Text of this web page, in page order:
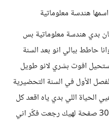
هندسة معلوماتية
بدي هندسة معلوماتية بس
ببالي انو بعد السنة
افوت بشري لانو طويل
الأول في السنة التحضيرية
الحياة اللي بدي ياه اقعد كل
الوقت ابصم كتب اقل كتاب 300 صفحة لهيك رجعت فكّر اني